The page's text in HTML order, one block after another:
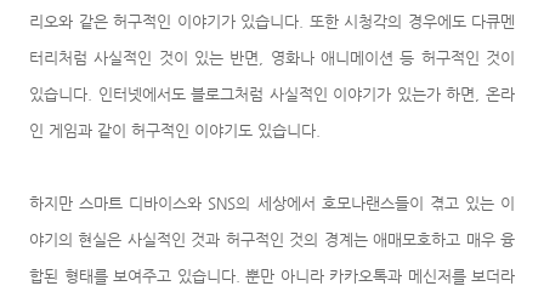
리오와 같은 허구적인 이야기가 있습니다. 또한 시청각의 경우에도 다큐멘
터리처럼 사실적인 것이 있는 반면, 영화나 애니메이션 등 허구적인 것이
있습니다. 인터넷에서도 블로그처럼 사실적인 이야기가 있는가 하면, 온라
인 게임과 같이 허구적인 이야기도 있습니다.
하지만 스마트 디바이스와 SNS의 세상에서 호모나랜스들이 겪고 있는 이
야기의 현실은 사실적인 것과 허구적인 것의 경계는 애매모호하고 매우 융
합된 형태를 보여주고 있습니다. 뿐만 아니라 카카오톡과 메신저를 보더라